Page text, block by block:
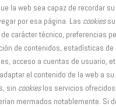
la web sea capaz de recordar
por esa página. Las cookies
carácter técnico, preferencias
de contenidos, estadísticas de
acceso a cuentas de usuario,
el contenido de la web a su
sin cookieslos servicios
mermados notablemente. Si